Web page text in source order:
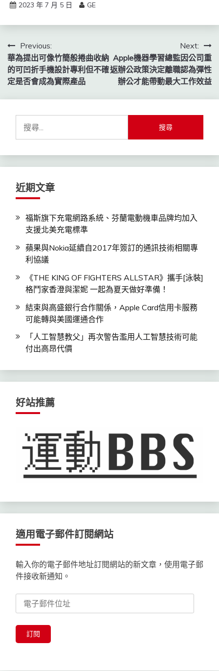
2023 年 7 月 5 日 GE
文
章
導
覽
Previous:
華為提出可像竹簡般捲曲收納
的可凹折手機設計專利但不確
定是否會成為實際產品
Next:
Apple機器學習總監因公司重
返辦公政策決定離職認為彈性
辦公才能帶動最大工作效益
鍵
字:
近期文章
福斯旗下充電網路系統、芬蘭電動機車品牌均加入
支援北美充電標準
蘋果與Nokia延續自2017年簽訂的通訊技術相關專
利協議
《THE KING OF FIGHTERS ALLSTAR》攜手[泳裝]
格鬥家香澄與潔妮 一起為夏天做好準備！
結束與高盛銀行合作關係，Apple Card信用卡服務
可能轉與美國運通合作
「人工智慧教父」再次警告濫用人工智慧技術可能
付出高昂代價
好站推薦
適用電子郵件訂閱網站
輸入你的電子郵件地址訂閱網站的新文章，使用電子郵
件接收新通知。
子
郵
位
訂閱